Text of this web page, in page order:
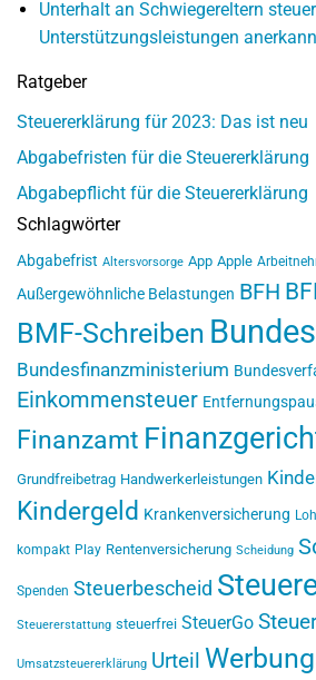
Unterhalt an Schwiegereltern
Unterstützungsleistungen
Ratgeber
Steuererklärung für 2023: Das ist neu
Abgabefristen für die Steuererklärung
Abgabepflicht für die Steuererklärung
Schlagwörter
Abgabefrist Altersvorsorge App Apple
Außergewöhnliche Belastungen BFH
BMF-Schreiben
Bundesfinanzministerium
Einkommensteuer
Finanzamt
Grundfreibetrag Handwerkerleistungen
Kindergeld Krankenversicherung
kompakt Play Rentenversicherung Scheidung
Spenden Steuerbescheid
Steuererstattung steuerfrei SteuerGo
Umsatzsteuererklärung Urteil